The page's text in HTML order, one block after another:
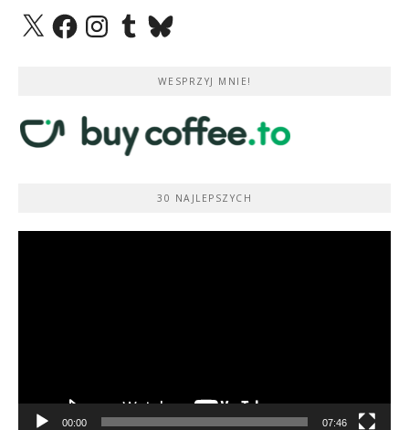
X FacebookInstagramTumblrBluesky
WESPRZYJ MNIE!
30 NAJLEPSZYCH
00:00 07:46